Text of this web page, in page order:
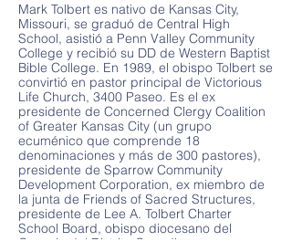
Mark Tolbert es nativo de Kansas City,
Missouri, se graduó de Central High
School, asistió a Penn Valley Community
College y recibió su DD de Western Baptist
Bible College. En 1989, el obispo Tolbert se
convirtió en pastor principal de Victorious
Life Church, 3400 Paseo. Es el ex
presidente de Concerned Clergy Coalition
of Greater Kansas City (un grupo
ecuménico que comprende 18
denominaciones y más de 300 pastores),
presidente de Sparrow Community
Development Corporation, ex miembro de
la junta de Friends of Sacred Structures,
presidente de Lee A. Tolbert Charter
School Board, obispo diocesano del
Consejo del Distrito Canadiense y